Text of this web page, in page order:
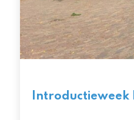
Introductieweek